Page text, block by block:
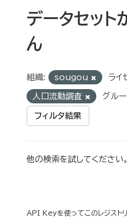
データセット
ん
組織: sougou ライ
人口流動調査 グル
フィルタ結果
他の検索を試してください。
API Keyを使ってこのレジスト